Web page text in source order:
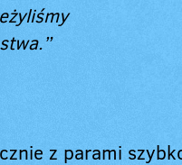
z parami